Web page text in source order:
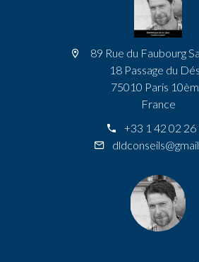
89 Rue du Faubourg
18 Passage du
75010 Paris
France
+33 1 42 02 26